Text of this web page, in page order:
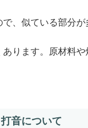
、似ている部分
ります。原材料
音について